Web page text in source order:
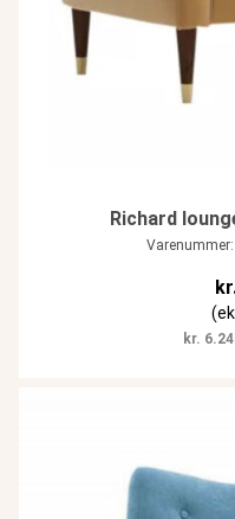
Richard
kr.